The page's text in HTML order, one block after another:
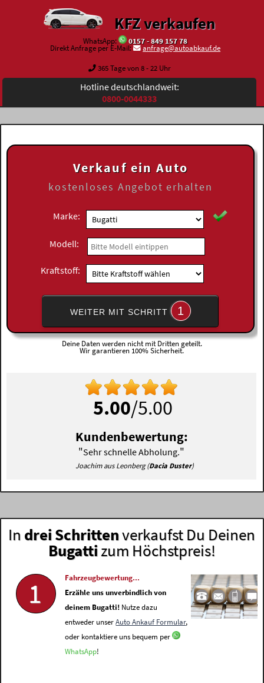
KFZ verkaufen
WhatsApp:
0157 - 849 157 78
Direkt Anfrage per E-Mail:
anfrage@autoabkauf.de
365 Tage von 8 - 22 Uhr
Hotline deutschlandweit:
0800-0044333
Verkauf ein Auto
kostenloses Angebot erhalten
Marke:
Modell:
Kraftstoff:
WEITER MIT SCHRITT 1
Deine Daten werden nicht mit Dritten geteilt.
Wir garantieren 100% Sicherheit.
5.00/5.00
Kundenbewertung:
"Sehr schnelle Abholung."
Joachim aus Leonberg (Dacia Duster)
In drei Schrittenverkaufst Du Deinen
Bugattizum Höchstpreis!
1
Fahrzeugbewertung...
Erzähle uns unverbindlich von
deinem Bugatti! Nutze dazu
entweder unserAuto Ankauf Formular,
oder kontaktiere uns bequem per
WhatsApp!